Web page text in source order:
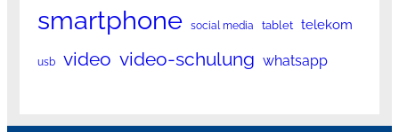
smartphone social media tablet telekom
usb video video-schulung whatsapp